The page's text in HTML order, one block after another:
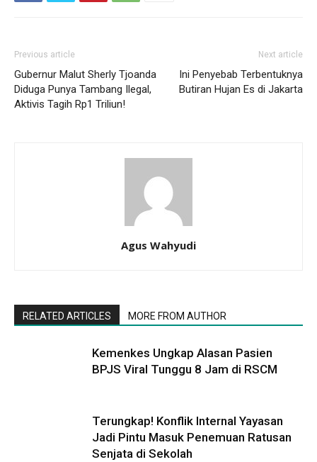
Previous article
Gubernur Malut Sherly Tjoanda
Diduga Punya Tambang Ilegal,
Aktivis Tagih Rp1 Triliun!
Next article
Ini Penyebab Terbentuknya
Butiran Hujan Es di Jakarta
Agus Wahyudi
RELATED ARTICLES MORE FROM AUTHOR
Kemenkes Ungkap Alasan Pasien
BPJS Viral Tunggu 8 Jam di RSCM
Terungkap! Konflik Internal Yayasan
Jadi Pintu Masuk Penemuan Ratusan
Senjata di Sekolah